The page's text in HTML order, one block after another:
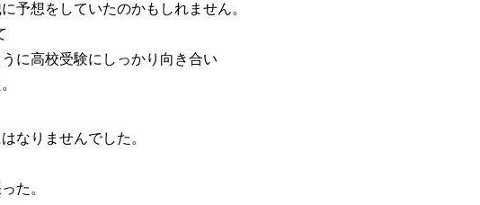
予想をしていたのかもしれません。
に高校受験にしっかり向き合い
なりませんでした。
た。